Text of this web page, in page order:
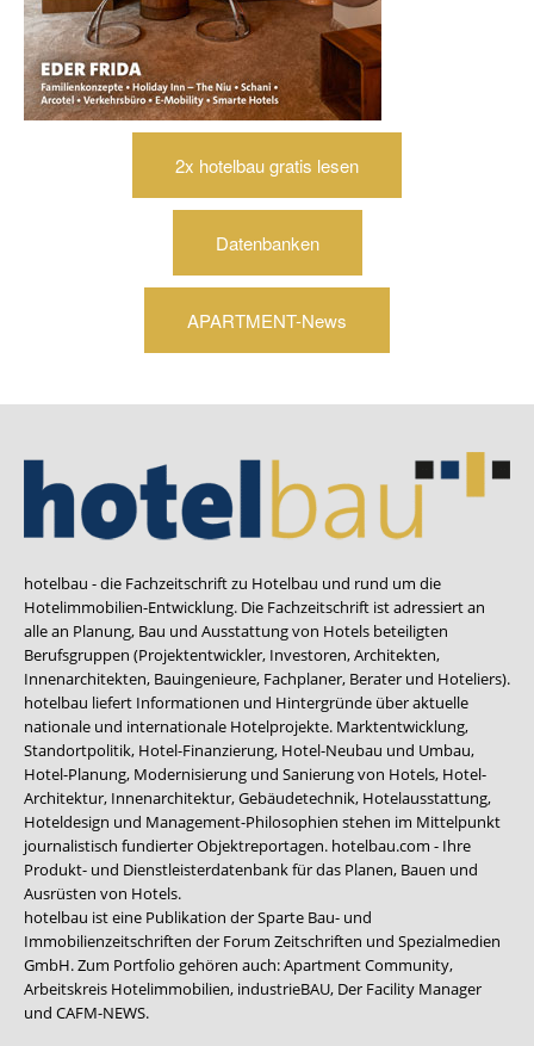
2x hotelbau gratis lesen
Datenbanken
APARTMENT-News
hotelbau - die Fachzeitschrift zu Hotelbau und rund um die
Hotelimmobilien-Entwicklung. Die Fachzeitschrift ist adressiert an
alle an Planung, Bau und Ausstattung von Hotels beteiligten
Berufsgruppen (Projektentwickler, Investoren, Architekten,
Innenarchitekten, Bauingenieure, Fachplaner, Berater und Hoteliers).
hotelbau liefert Informationen und Hintergründe über aktuelle
nationale und internationale Hotelprojekte. Marktentwicklung,
Standortpolitik, Hotel-Finanzierung, Hotel-Neubau und Umbau,
Hotel-Planung, Modernisierung und Sanierung von Hotels, Hotel-
Architektur, Innenarchitektur, Gebäudetechnik, Hotelausstattung,
Hoteldesign und Management-Philosophien stehen im Mittelpunkt
journalistisch fundierter Objektreportagen. hotelbau.com - Ihre
Produkt- und Dienstleisterdatenbank für das Planen, Bauen und
Ausrüsten von Hotels.
hotelbau ist eine Publikation der Sparte Bau- und
Immobilienzeitschriften der Forum Zeitschriften und Spezialmedien
GmbH. Zum Portfolio gehören auch:Apartment Community,
Arbeitskreis Hotelimmobilien, industrieBAU, Der Facility Manager
und CAFM-NEWS.